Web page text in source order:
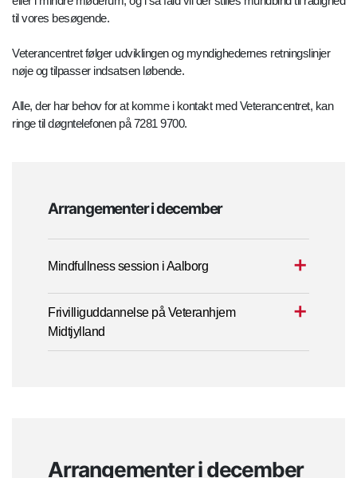
til vores besøgende.
Veterancentret følger udviklingen og myndighedernes retningslinjer
nøje og tilpasser indsatsen løbende.
Alle, der har behov for at komme i kontakt med Veterancentret, kan
ringe til døgntelefonen på 7281 9700.
Arrangementer i december
Mindfullness session i Aalborg
Frivilliguddannelse på Veteranhjem
Midtjylland
Arrangementer i december